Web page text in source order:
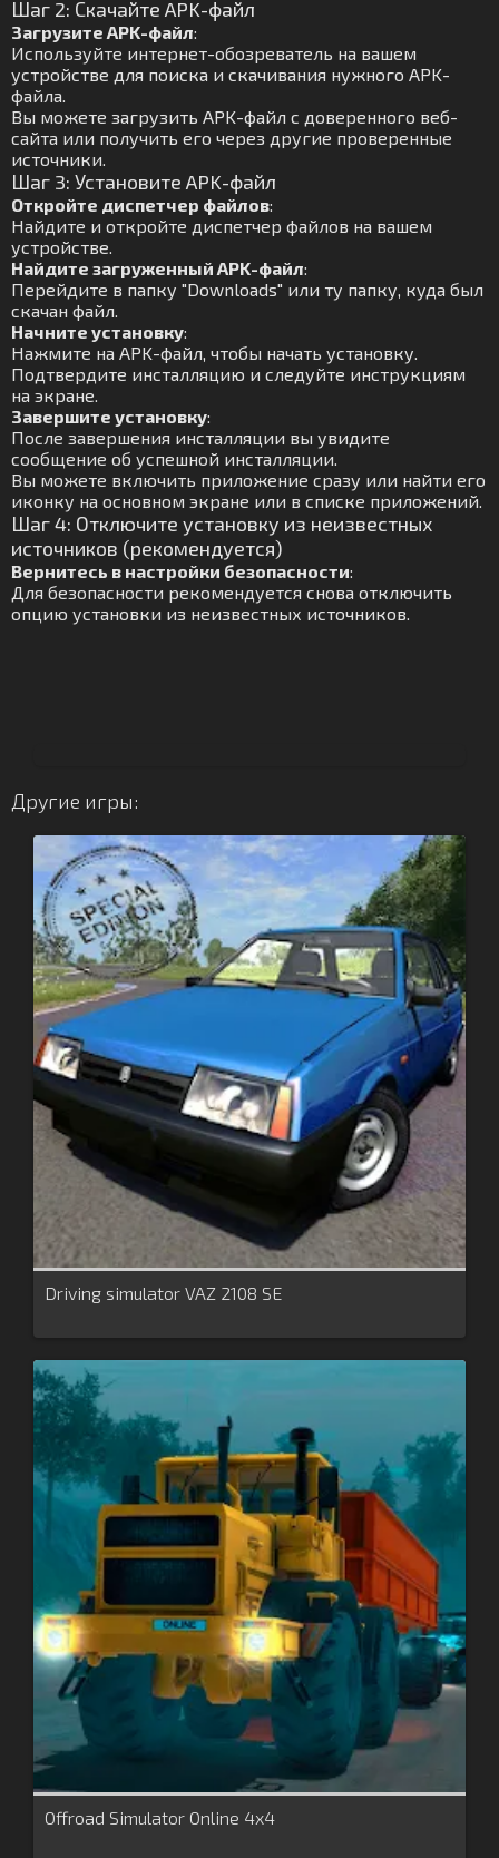
Шаг 2: Скачайте APK-файл
Загрузите APK-файл:
Используйте интернет-обозреватель на вашем
устройстве для поиска и скачивания нужного APK-
файла.
Вы можете загрузить APK-файл с доверенного веб-
сайта или получить его через другие проверенные
источники.
Шаг 3: Установите APK-файл
Откройте диспетчер файлов:
Найдите и откройте диспетчер файлов на вашем
устройстве.
Найдите загруженный APK-файл:
Перейдите в папку "Downloads" или ту папку, куда был
скачан файл.
Начните установку:
Нажмите на APK-файл, чтобы начать установку.
Подтвердите инсталляцию и следуйте инструкциям
на экране.
Завершите установку:
После завершения инсталляции вы увидите
сообщение об успешной инсталляции.
Вы можете включить приложение сразу или найти его
иконку на основном экране или в списке приложений.
Шаг 4: Отключите установку из неизвестных
источников (рекомендуется)
Вернитесь в настройки безопасности:
Для безопасности рекомендуется снова отключить
опцию установки из неизвестных источников.
Другие игры:
Driving simulator VAZ 2108 SE
Offroad Simulator Online 4x4